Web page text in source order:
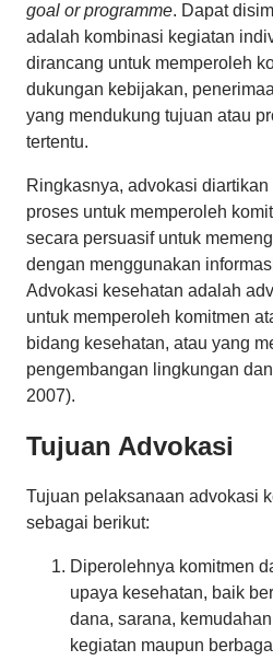
goal or programme. Dapat
adalah kombinasi kegiatan
dirancang untuk memperoleh
dukungan kebijakan,
yang mendukung tujuan atau
tertentu.
Ringkasnya, advokasi
proses untuk memperoleh
secara persuasif untuk
dengan menggunakan
Advokasi kesehatan adalah
untuk memperoleh komitmen
bidang kesehatan, atau yang
pengembangan lingkungan
2007).
Tujuan Advokasi
Tujuan pelaksanaan advokasi
sebagai berikut:
Diperolehnya komitmen
upaya kesehatan, baik
dana, sarana,
kegiatan maupun